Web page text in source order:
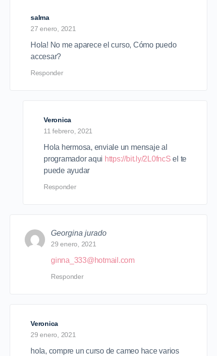
salma
27 enero, 2021
Hola! No me aparece el curso, Cómo puedo
accesar?
Responder
Veronica
11 febrero, 2021
Hola hermosa, enviale un mensaje al
programador aqui https://bit.ly/2L0fncS el te
puede ayudar
Responder
Georgina jurado
29 enero, 2021
ginna_333@hotmail.com
Responder
Veronica
29 enero, 2021
hola, compre un curso de cameo hace varios